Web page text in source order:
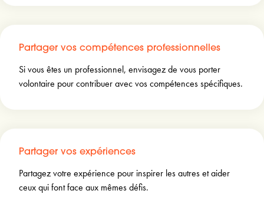
Partager vos compétences professionnelles
Si vous êtes un professionnel, envisagez de vous porter
volontaire pour contribuer avec vos compétences spécifiques.
Partager vos expériences
Partagez votre expérience pour inspirer les autres et aider
ceux qui font face aux mêmes défis.